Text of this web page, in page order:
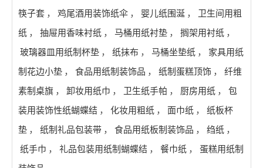
筷子套 ， 鸡尾酒用装饰纸伞 ， 婴儿纸围涎 ，
卫生间用粗
纸 ， 抽屉用香味衬纸 ， 马桶用纸衬垫 ， 搁架用衬纸 ，
玻璃器皿用纸制杯垫 ， 纸抹布 ， 马桶坐垫纸 ，
家具用纸
制花边小垫 ， 食品用纸制装饰品 ， 纸制蛋糕顶饰 ，
纤维
素制桌旗 ， 卸妆用纸巾 ， 卫生纸手帕 ， 厨房用纸 ，
包
装用装饰性纸蝴蝶结 ， 化妆用粗纸 ， 面巾纸 ，
纸板杯
垫 ， 纸制礼品包装带 ， 食品用纸板制装饰品 ， 绉纸 ，
纸手巾 ， 礼品包装用纸制蝴蝶结 ， 餐巾纸 ，
蛋糕用纸制